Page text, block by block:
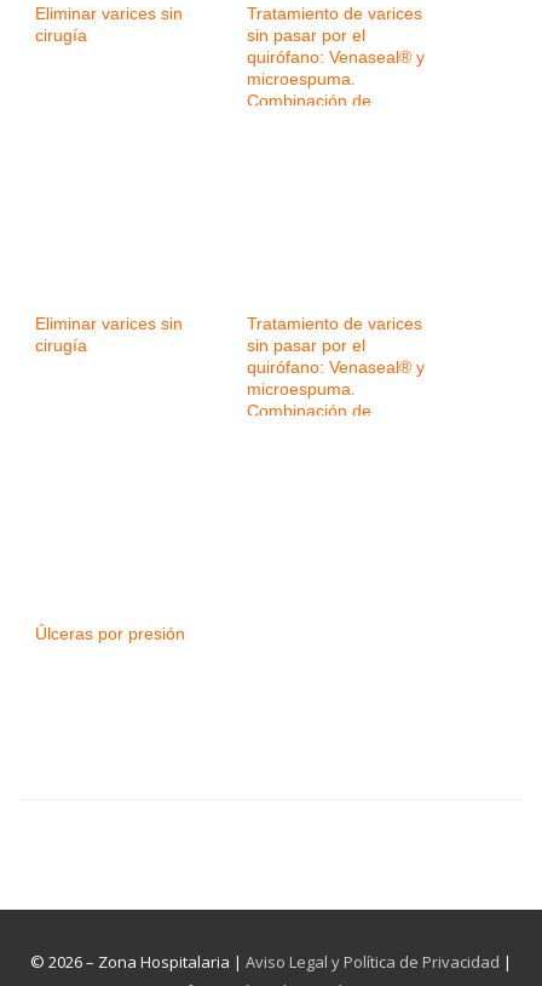
Eliminar varices sin
cirugía
Tratamiento de varices
sin pasar por el
quirófano: Venaseal® y
microespuma.
Combinación de
Eliminar varices sin
cirugía
Tratamiento de varices
sin pasar por el
quirófano: Venaseal® y
microespuma.
Combinación de
Úlceras por presión
© 2026 – Zona Hospitalaria | Aviso Legal y Política de Privacidad |